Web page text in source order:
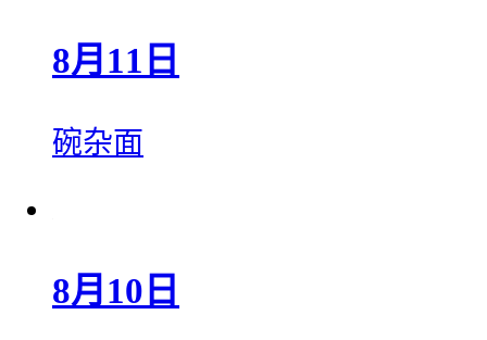
8月11日
碗杂面
8月10日